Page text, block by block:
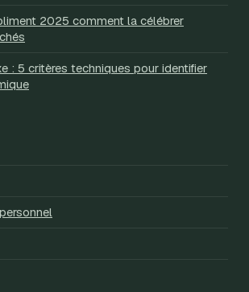
2025 comment la célébrer
: 5 critères techniques pour identifier